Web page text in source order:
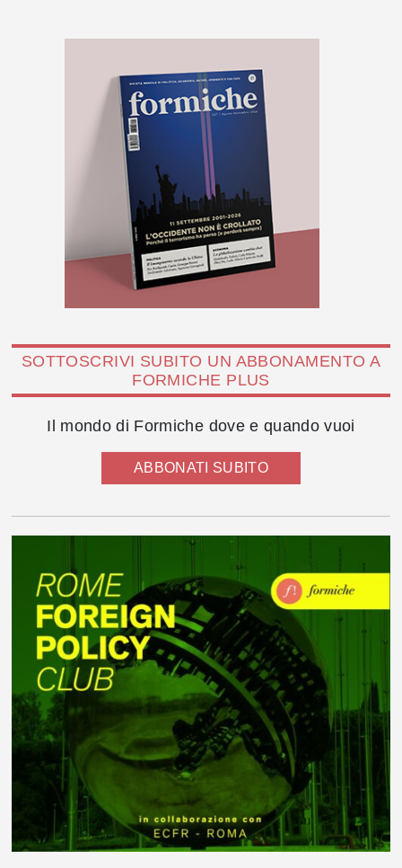
SOTTOSCRIVI SUBITO UN ABBONAMENTO A
FORMICHE PLUS
Il mondo di Formiche dove e quando vuoi
ABBONATI SUBITO